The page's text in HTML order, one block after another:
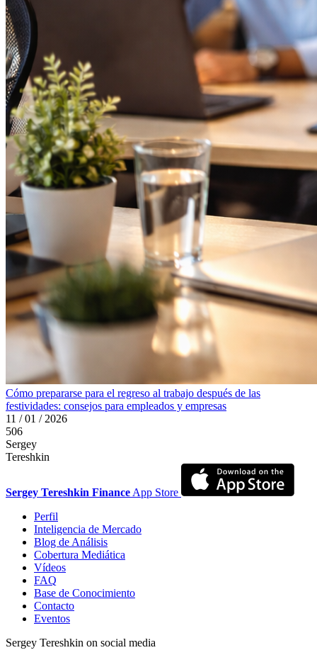
Cómo prepararse para el regreso al trabajo después de las
festividades: consejos para empleados y empresas
11 / 01 / 2026
506
Sergey
Tereshkin
Sergey Tereshkin Finance App Store
Perfil
Inteligencia de Mercado
Blog de Análisis
Cobertura Mediática
Vídeos
FAQ
Base de Conocimiento
Contacto
Eventos
Sergey Tereshkin on social media